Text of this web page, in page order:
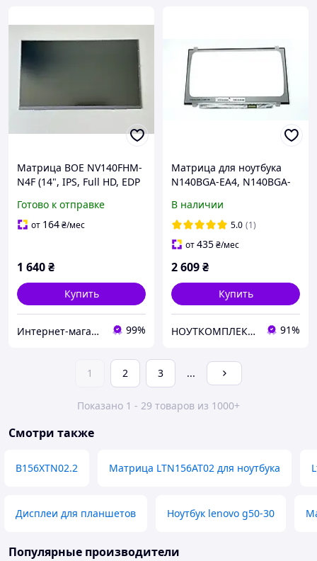
Матрица BOE NV140FHM-
N4F (14", IPS, Full HD, EDP
Готово к отправке
от 164₴/мес
1 640₴
Купить
Интернет-магазин "Stereopulse" 99%
Матрица для ноутбука
N140BGA-EA4, N140BGA-
В наличии
5.0 (1)
от435₴/мес
2 609₴
Купить
НОУТКОМПЛЕКТ - гаджеты и аксессуары 91%
1 2 3 ...
Показано 1 - 29 товаров из 1000+
Смотри также
B156XTN02.2 Матрица LTN156AT02 для ноутбука
Дисплеи для планшетов Ноутбук lenovo g50-30
Популярные производители